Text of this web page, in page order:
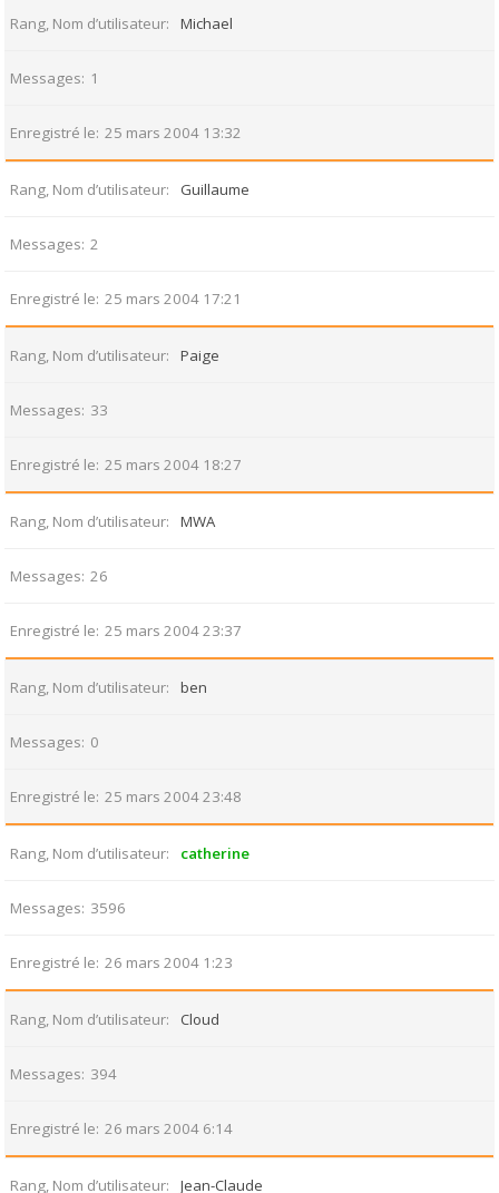
Rang, Nom d’utilisateur Michael
Messages 1
Enregistré le 25 mars 2004 13:32
Rang, Nom d’utilisateur Guillaume
Messages 2
Enregistré le 25 mars 2004 17:21
Rang, Nom d’utilisateur Paige
Messages 33
Enregistré le 25 mars 2004 18:27
Rang, Nom d’utilisateur MWA
Messages 26
Enregistré le 25 mars 2004 23:37
Rang, Nom d’utilisateur ben
Messages 0
Enregistré le 25 mars 2004 23:48
Rang, Nom d’utilisateur catherine
Messages 3596
Enregistré le 26 mars 2004 1:23
Rang, Nom d’utilisateur Cloud
Messages 394
Enregistré le 26 mars 2004 6:14
Rang, Nom d’utilisateur Jean-Claude